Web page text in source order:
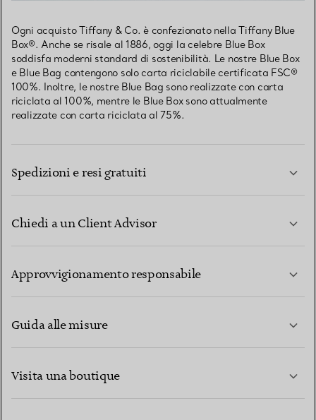
Ogni acquisto Tiffany & Co. è confezionato nella Tiffany Blue
Box®. Anche se risale al 1886, oggi la celebre Blue Box
soddisfa moderni standard di sostenibilità. Le nostre Blue Box
e Blue Bag contengono solo carta riciclabile certificata FSC®
100%. Inoltre, le nostre Blue Bag sono realizzate con carta
riciclata al 100%, mentre le Blue Box sono attualmente
realizzate con carta riciclata al 75%.
Spedizioni e resi gratuiti
Chiedi a un Client Advisor
Approvvigionamento responsabile
Guida alle misure
Visita una boutique